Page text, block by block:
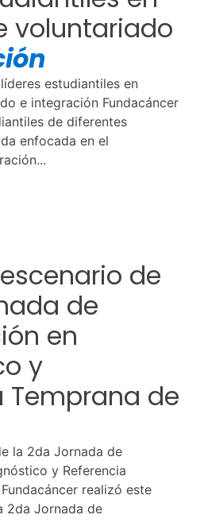
voluntariado
estudiantiles en
e integración Fundacáncer
de diferentes
enfocada en el
de
de
en
y
Temprana de
la 2da Jornada de
y Referencia
realizó este
2da Jornada de